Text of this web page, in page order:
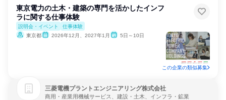
東京電力の土木・建築の専門を活かしたインフ
ラに関する仕事体験
説明会・イベント
仕事体験
東京都
2026年12月、2027年1月 5日～10日
この企業の類似募集
三菱電機プラントエンジニアリング株式会社
商用・産業用機械サービス、建設・土木、インフラ・鉱業